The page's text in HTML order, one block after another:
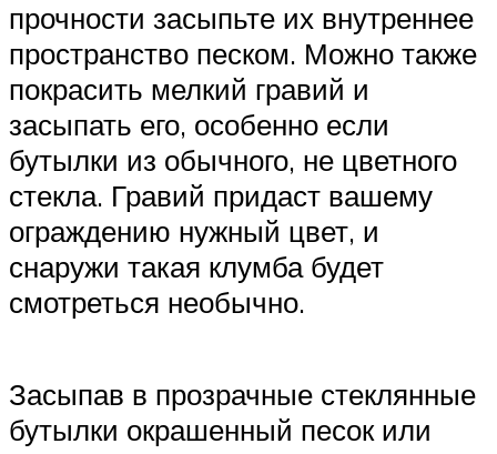
прочности засыпьте их внутреннее
пространство песком. Можно также
покрасить мелкий гравий и
засыпать его, особенно если
бутылки из обычного, не цветного
стекла. Гравий придаст вашему
ограждению нужный цвет, и
снаружи такая клумба будет
смотреться необычно.
Засыпав в прозрачные стеклянные
бутылки окрашенный песок или